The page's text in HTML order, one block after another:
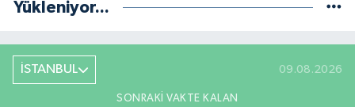
Yükleniyor...
İSTANBUL 09.08.2026
SONRAKI VAKTE KALAN